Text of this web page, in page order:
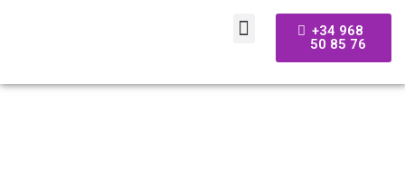
+34 968
50 85 76